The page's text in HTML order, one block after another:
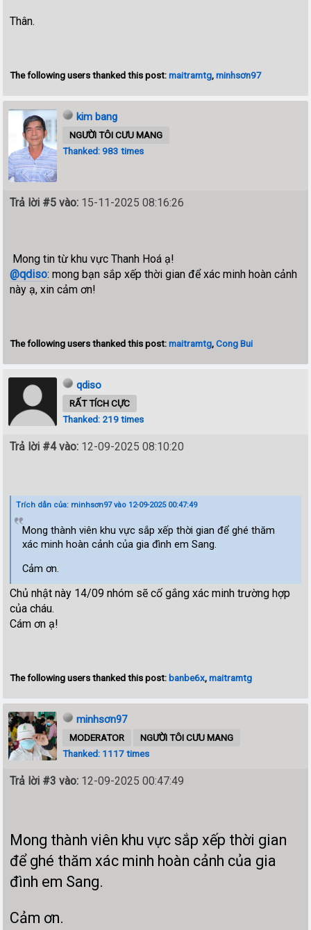
Thân.
The following users thanked this post:maitramtg,minhsơn97
kim bang
NGƯỜI TÔI CƯU MANG
Thanked: 983 times
Trả lời #5 vào: 15-11-2025 08:16:26
Mong tin từ khu vực Thanh Hoá ạ!
@qdiso: mong bạn sắp xếp thời gian để xác minh hoàn cảnh
này ạ, xin cảm ơn!
The following users thanked this post:maitramtg,Cong Bui
qdiso
RẤT TÍCH CỰC
Thanked: 219 times
Trả lời #4 vào: 12-09-2025 08:10:20
Trích dẫn của: minhsơn97 vào 12-09-2025 00:47:49
Mong thành viên khu vực sắp xếp thời gian để ghé thăm
xác minh hoàn cảnh của gia đình em Sang.
Cảm ơn.
Chủ nhật này 14/09 nhóm sẽ cố gắng xác minh trường hợp
của cháu.
Cám ơn ạ!
The following users thanked this post: banbe6x,maitramtg
minhsơn97
MODERATOR
NGƯỜI TÔI CƯU MANG
Thanked: 1117 times
Trả lời #3 vào: 12-09-2025 00:47:49
Mong thành viên khu vực sắp xếp thời gian
để ghé thăm xác minh hoàn cảnh của gia
đình em Sang.
Cảm ơn.